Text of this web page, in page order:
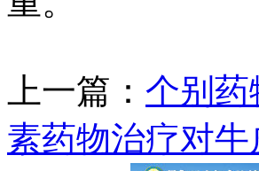
上一篇： 个别药
素药物治疗对